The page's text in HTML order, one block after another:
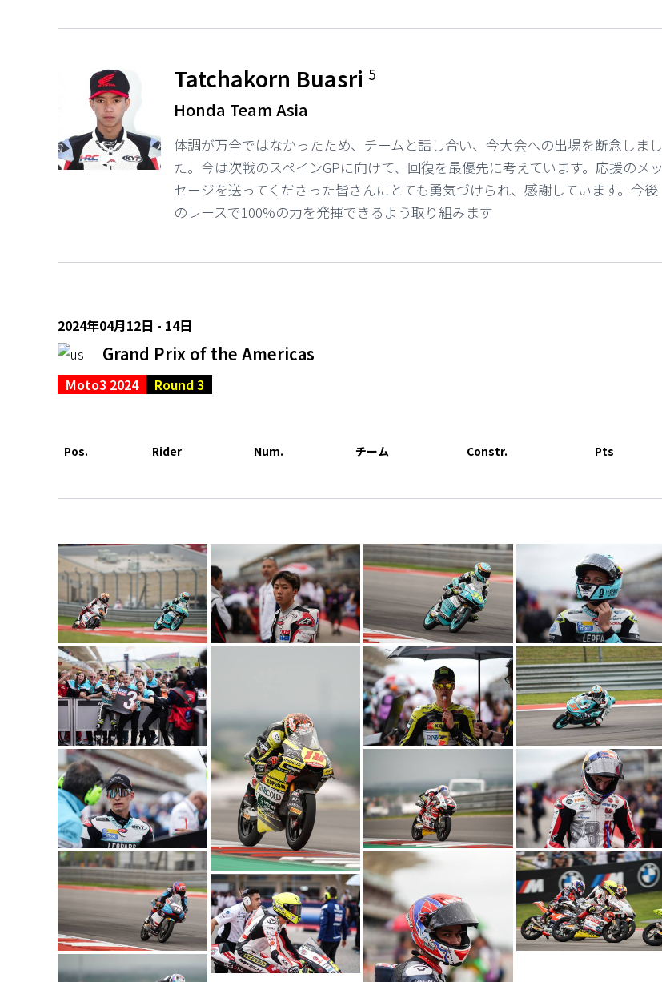
Tatchakorn Buasri 5
Honda Team Asia
体調が万全ではなかったため、チームと話し合い、今大会への出場を断念しまし
た。今は次戦のスペインGPに向けて、回復を最優先に考えています。応援のメッ
セージを送ってくださった皆さんにとても勇気づけられ、感謝しています。今後
のレースで100%の力を発揮できるよう取り組みます
2024年04月12日 - 14日
Grand Prix of the Americas
Moto3 2024 Round 3
Pos. Rider Num. チーム Constr. Pts